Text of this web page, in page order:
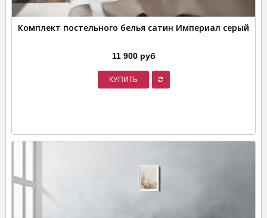
Комплект постельного белья сатин Империал серый
11 900 руб
КУПИТЬ